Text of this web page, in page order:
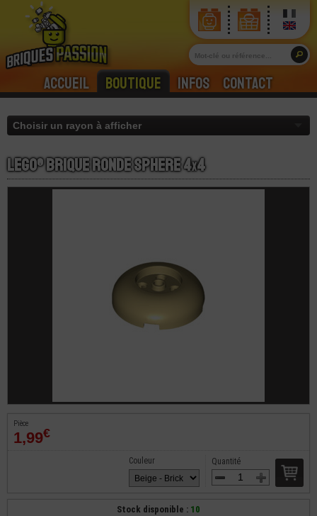
Accueil Boutique Infos Contact
LEGO® Brique Ronde Sphere 4x4
Pièce
1,99€
Quantité
Couleur
Stock disponible : 10